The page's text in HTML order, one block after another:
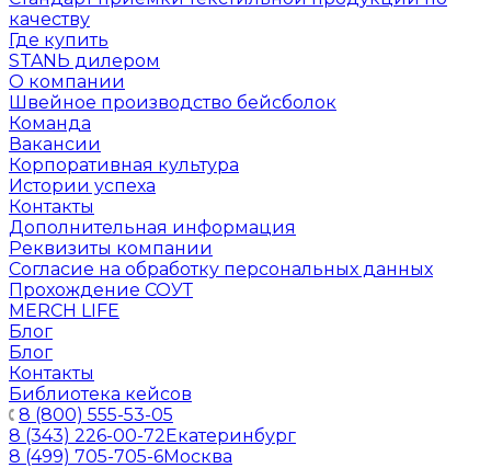
качеству
Где купить
STANЬ дилером
О компании
Швейное производство бейсболок
Команда
Вакансии
Корпоративная культура
Истории успеха
Контакты
Дополнительная информация
Реквизиты компании
Согласие на обработку персональных данных
Прохождение СОУТ
MERCH LIFE
Блог
Блог
Контакты
Библиотека кейсов
8 (800) 555-53-05
8 (343) 226-00-72Екатеринбург
8 (499) 705-705-6Москва